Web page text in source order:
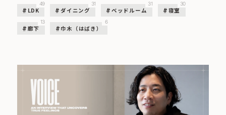
LDK
49
ダイニング
31
ベッドルーム
31
寝室
30
廊下
13
巾木（はばき）
6